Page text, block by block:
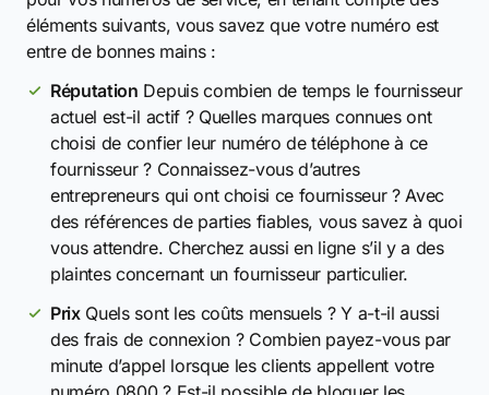
éléments suivants, vous savez que votre numéro est
entre de bonnes mains :
Réputation Depuis combien de temps le fournisseur
actuel est-il actif ? Quelles marques connues ont
choisi de confier leur numéro de téléphone à ce
fournisseur ? Connaissez-vous d’autres
entrepreneurs qui ont choisi ce fournisseur ? Avec
des références de parties fiables, vous savez à quoi
vous attendre. Cherchez aussi en ligne s’il y a des
plaintes concernant un fournisseur particulier.
PrixQuels sont les coûts mensuels ? Y a-t-il aussi
des frais de connexion ? Combien payez-vous par
minute d’appel lorsque les clients appellent votre